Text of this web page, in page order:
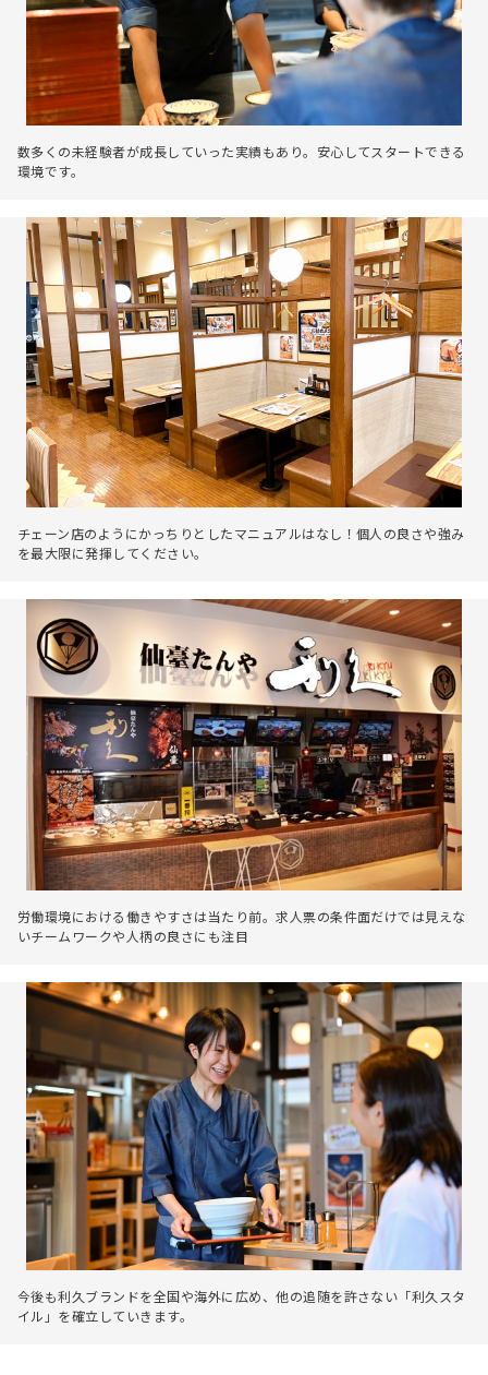
数多くの未経験者が成長していった実績もあり。安心してスタートできる
環境です。
チェーン店のようにかっちりとしたマニュアルはなし！個人の良さや強み
を最大限に発揮してください。
労働環境における働きやすさは当たり前。求人票の条件面だけでは見えな
いチームワークや人柄の良さにも注目
今後も利久ブランドを全国や海外に広め、他の追随を許さない「利久スタ
イル」を確立していきます。